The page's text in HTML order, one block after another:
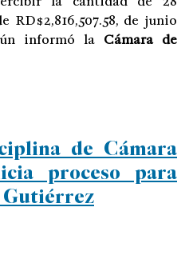
RD$2,816,507.58, de junio
informó la Cámara de
de Cámara
proceso para